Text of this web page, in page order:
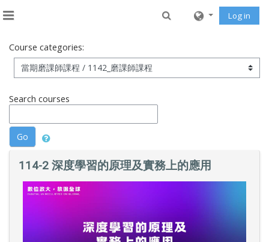
Toggle search input
Log in
Course categories:
Search courses
Go
114-2 深度學習的原理及實務上的應用